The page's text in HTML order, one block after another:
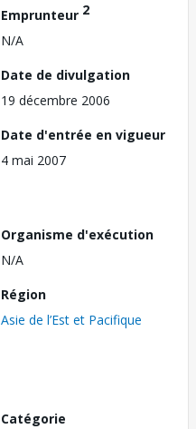
Emprunteur 2
N/A
Date de divulgation
19 décembre 2006
Date d'entrée en vigueur
4 mai 2007
Organisme d'exécution
N/A
Région
Asie de l’Est et Pacifique
Catégorie